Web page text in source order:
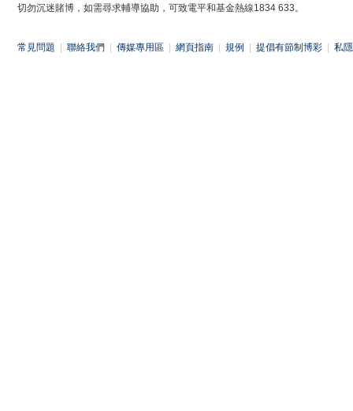
切勿沉迷賭博，如需尋求輔導協助，可致電平和基金熱線1834 633。
常見問題 聯絡我們 傳媒專用區 網頁指南 規例 提倡有節制博彩 私